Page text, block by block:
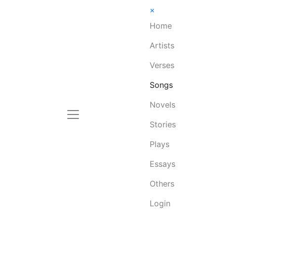
×
Home
Artists
Verses
Songs
Novels
Stories
Plays
Essays
Others
Login